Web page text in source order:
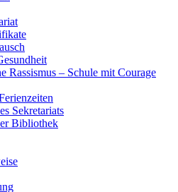
Rassismus – Schule mit Courage
Sekretariats
Bibliothek